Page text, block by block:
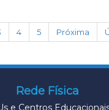
4 5 Próxima
Rede Física